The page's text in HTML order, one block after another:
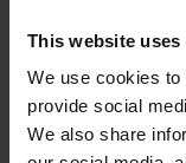
This website uses
We use cookies
provide social
We also share